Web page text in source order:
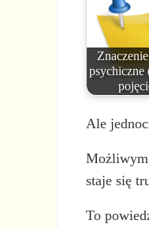
psychiczne
Ale
Możliwym
staje się
To